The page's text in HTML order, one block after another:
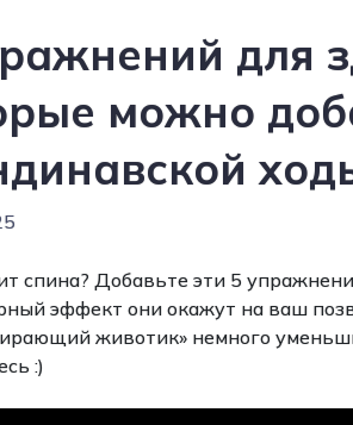
для
можно
спина? Добавьте эти 5
эффект они окажут на ваш
животик» немного
:)